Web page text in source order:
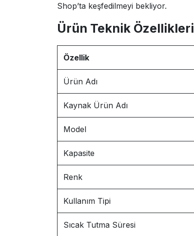
Shop’ta keşfedilmeyi bekliyor.
Ürün Teknik Özellikleri
Özellik
Ürün Adı
Kaynak Ürün Adı
Model
Kapasite
Renk
Kullanım Tipi
Sıcak Tutma Süresi